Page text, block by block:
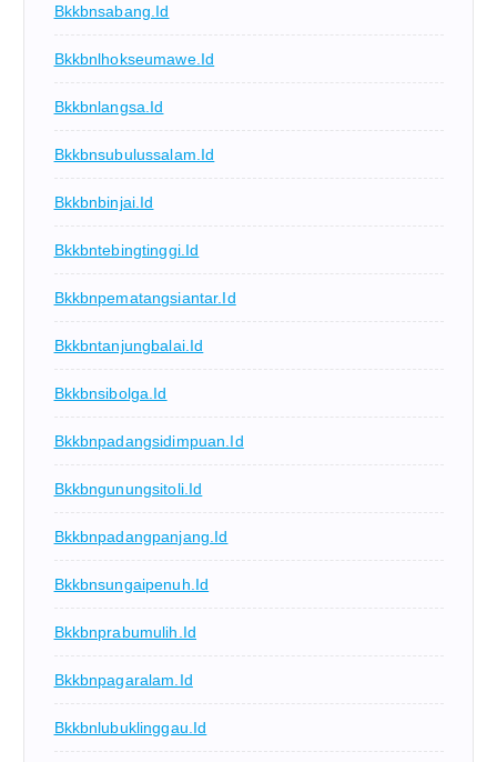
Bkkbnsabang.id
Bkkbnlhokseumawe.id
Bkkbnlangsa.id
Bkkbnsubulussalam.id
Bkkbnbinjai.id
Bkkbntebingtinggi.id
Bkkbnpematangsiantar.id
Bkkbntanjungbalai.id
Bkkbnsibolga.id
Bkkbnpadangsidimpuan.id
Bkkbngunungsitoli.id
Bkkbnpadangpanjang.id
Bkkbnsungaipenuh.id
Bkkbnprabumulih.id
Bkkbnpagaralam.id
Bkkbnlubuklinggau.id